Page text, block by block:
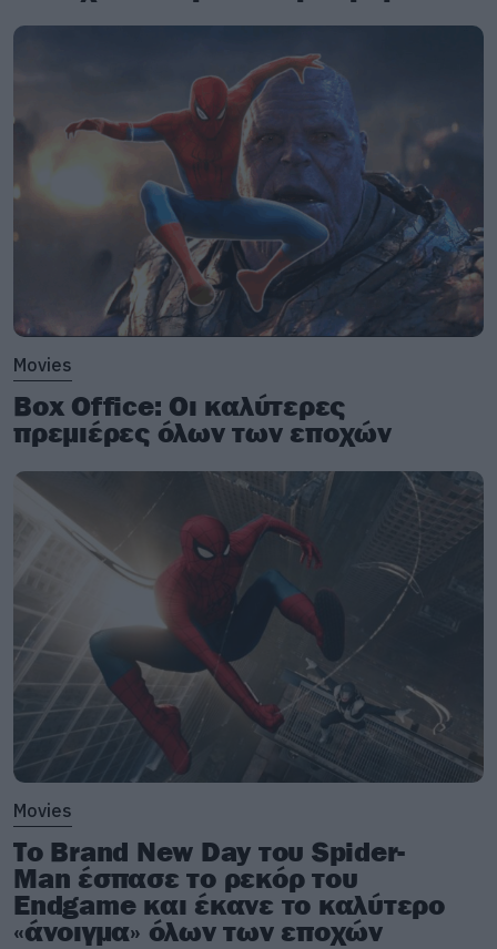
βρίσκετε
Movies
Box Office: Οι καλύτερες
πρεμιέρες όλων των εποχών
Movies
Το Brand New Day του Spider-
Man έσπασε το ρεκόρ του
Endgame και έκανε το καλύτερο
«άνοιγμα» όλων των εποχών